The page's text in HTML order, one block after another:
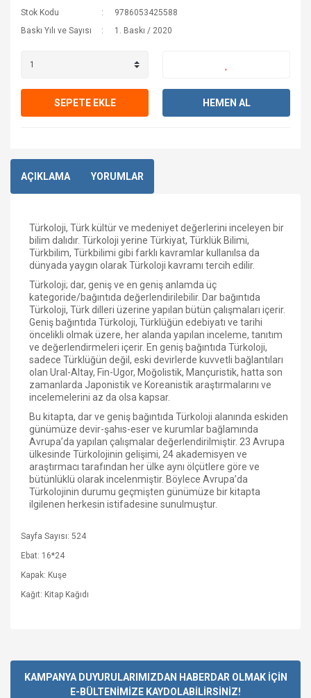
Stok Kodu
9786053425588
Baskı Yılı ve Sayısı
1. Baskı / 2020
SEPETE EKLE HEMEN AL
AÇIKLAMA YORUMLAR
Türkoloji, Türk kültür ve medeniyet değerlerini inceleyen bir
bilim dalıdır. Türkoloji yerine Türkiyat, Türklük Bilimi,
Türkbilim, Türkbilimi gibi farklı kavramlar kullanılsa da
dünyada yaygın olarak Türkoloji kavramı tercih edilir.
Türkoloji; dar, geniş ve en geniş anlamda üç
kategoride/bağıntıda değerlendirilebilir. Dar bağıntıda
Türkoloji, Türk dilleri üzerine yapılan bütün çalışmaları içerir.
Geniş bağıntıda Türkoloji, Türklüğün edebiyatı ve tarihi
öncelikli olmak üzere, her alanda yapılan inceleme, tanıtım
ve değerlendirmeleri içerir. En geniş bağıntıda Türkoloji,
sadece Türklüğün değil, eski devirlerde kuvvetli bağlantıları
olan Ural-Altay, Fin-Ugor, Moğolistik, Mançuristik, hatta son
zamanlarda Japonistik ve Koreanistik araştırmalarını ve
incelemelerini az da olsa kapsar.
Bu kitapta, dar ve geniş bağıntıda Türkoloji alanında eskiden
günümüze devir-şahıs-eser ve kurumlar bağlamında
Avrupa’da yapılan çalışmalar değerlendirilmiştir. 23 Avrupa
ülkesinde Türkolojinin gelişimi, 24 akademisyen ve
araştırmacı tarafından her ülke aynı ölçütlere göre ve
bütünlüklü olarak incelenmiştir. Böylece Avrupa’da
Türkolojinin durumu geçmişten günümüze bir kitapta
ilgilenen herkesin istifadesine sunulmuştur.
Sayfa Sayısı: 524
Ebat: 16*24
Kapak: Kuşe
Kağıt: Kitap Kağıdı
KAMPANYA DUYURULARIMIZDAN HABERDAR OLMAK İÇİN
E-BÜLTENİMİZE KAYDOLABİLİRSİNİZ!